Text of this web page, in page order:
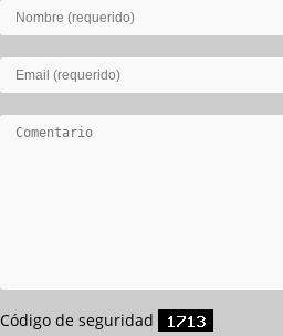
Código de seguridad